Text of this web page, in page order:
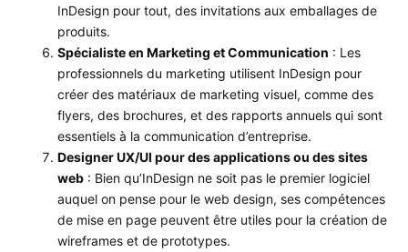
InDesign pour tout, des invitations aux emballages de
produits.
Spécialiste en Marketing et Communication : Les
professionnels du marketing utilisent InDesign pour
créer des matériaux de marketing visuel, comme des
flyers, des brochures, et des rapports annuels qui sont
essentiels à la communication d’entreprise.
Designer UX/UI pour des applications ou des sites
web : Bien qu’InDesign ne soit pas le premier logiciel
auquel on pense pour le web design, ses compétences
de mise en page peuvent être utiles pour la création de
wireframes et de prototypes.